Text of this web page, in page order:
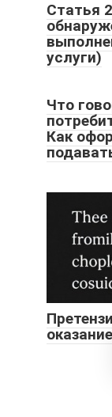
Статья
услуги)
Что
Как